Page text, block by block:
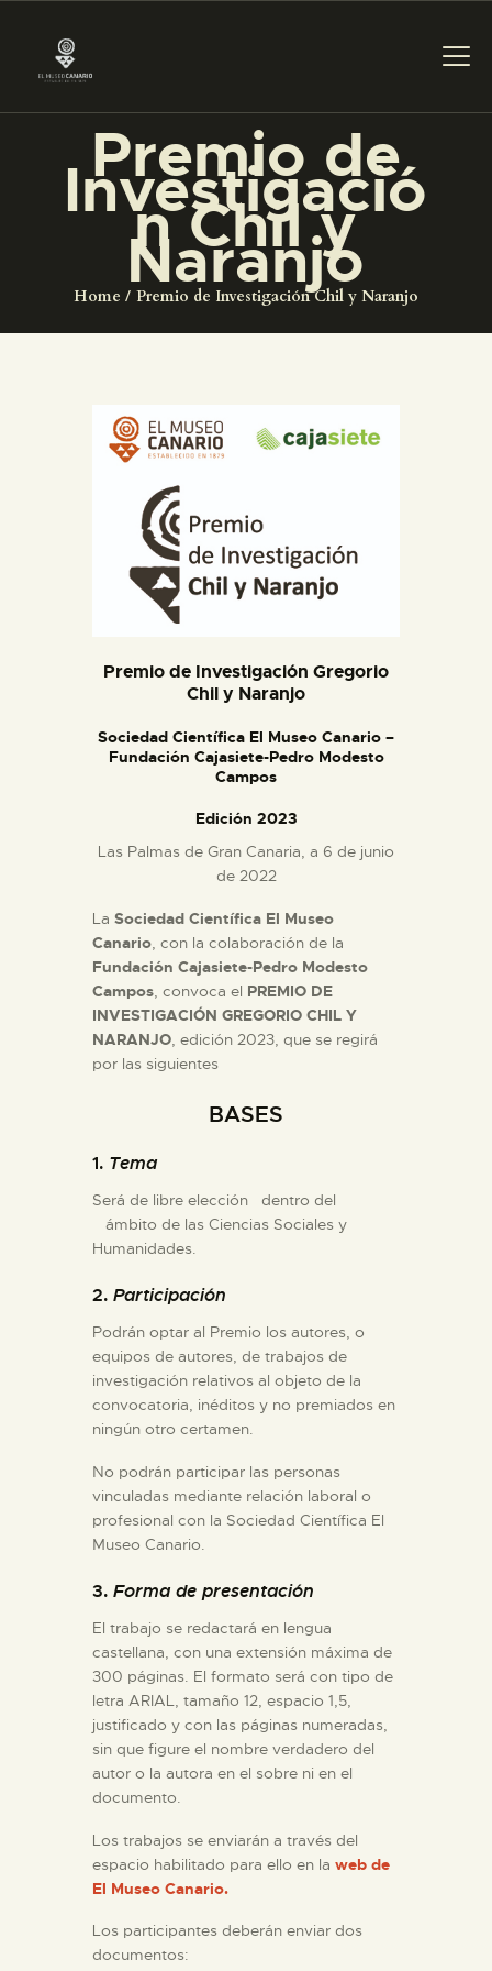
Premio de
Investigació
n Chil y
Naranjo
Home Premio de Investigación Chil y Naranjo
PREPARAR LA VISITA
ACTIVIDADES
█
COLECCIONES
DIDÁCTICA
ESPAÑOL
PREPARAR LA VISITA
ACTIVIDADES
█
EL MUSEO
COLECCIONES
DIDÁCTICA
ESPAÑOL
Premio de Investigación Gregorio
Chil y Naranjo
Sociedad Científica El Museo Canario –
Fundación Cajasiete-Pedro Modesto
Campos
Edición 2023
Las Palmas de Gran Canaria, a 6 de junio
de 2022
La Sociedad Científica El Museo
Canario, con la colaboración de la
Fundación Cajasiete-Pedro Modesto
Campos, convoca el PREMIO DE
INVESTIGACIÓN GREGORIO CHIL Y
NARANJO, edición 2023, que se regirá
por las siguientes
BASES
1. Tema
Será de libre elección dentro del
ámbito de las Ciencias Sociales y
Humanidades.
2. Participación
Podrán optar al Premio los autores, o
equipos de autores, de trabajos de
investigación relativos al objeto de la
convocatoria, inéditos y no premiados en
ningún otro certamen.
No podrán participar las personas
vinculadas mediante relación laboral o
profesional con la Sociedad Científica El
Museo Canario.
3. Forma de presentación
El trabajo se redactará en lengua
castellana, con una extensión máxima de
300 páginas. El formato será con tipo de
letra ARIAL, tamaño 12, espacio 1,5,
justificado y con las páginas numeradas,
sin que figure el nombre verdadero del
autor o la autora en el sobre ni en el
documento.
Los trabajos se enviarán a través del
espacio habilitado para ello en la web de
El Museo Canario.
Los participantes deberán enviar dos
documentos: